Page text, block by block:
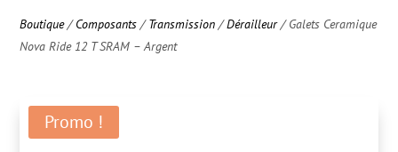
Boutique/Composants /Transmission /Dérailleur/ Galets Ceramique
Nova Ride 12 T SRAM – Argent
Promo !